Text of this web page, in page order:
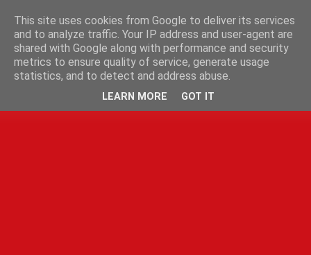
This site uses cookies from Google to deliver its services
and to analyze traffic. Your IP address and user-agent are
shared with Google along with performance and security
metrics to ensure quality of service, generate usage
statistics, and to detect and address abuse.
LEARN MORE GOT IT